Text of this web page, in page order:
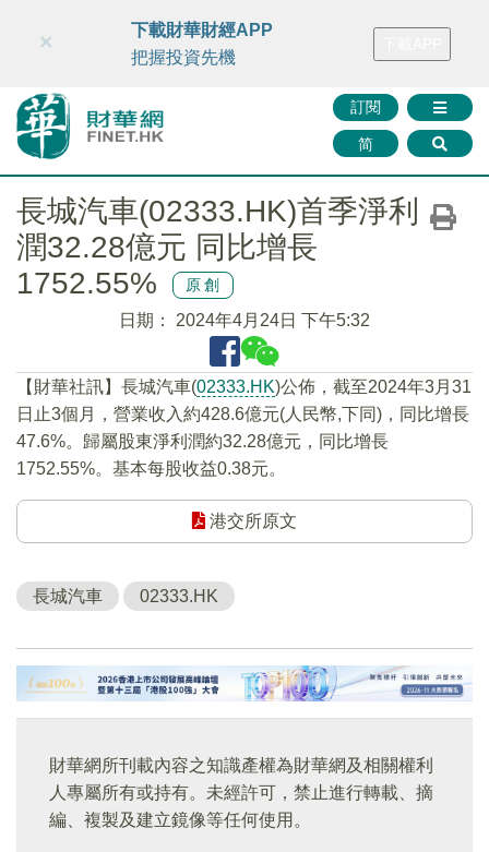
財華智庫網 FINTV FINMETA 財華證券 媒體矩陣
訂閱
简
×
下載財華財經APP
把握投資先機
長城汽車(02333.HK)首季淨利
潤32.28億元 同比增長
1752.55%
原創
日期： 2024年4月24日 下午5:32
【財華社訊】長城汽車(02333.HK)公佈，截至2024年3月31
日止3個月，營業收入約428.6億元(人民幣,下同)，同比增長
47.6%。歸屬股東淨利潤約32.28億元，同比增長
1752.55%。基本每股收益0.38元。
港交所原文
長城汽車 02333.HK
財華網所刊載內容之知識產權為財華網及相關權利
人專屬所有或持有。未經許可，禁止進行轉載、摘
編、複製及建立鏡像等任何使用。